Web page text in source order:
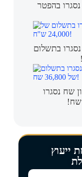
אלף שח נסגרו בהפטר
אלף ש"ח נסגרו בתשלום
17,204,692 מליון שח נסגרו
ייעוץ